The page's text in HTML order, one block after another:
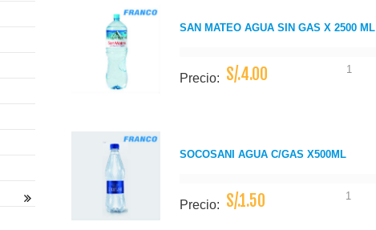
SAN MATEO AGUA SIN GAS X 2500 ML
Precio: S/.4.00 1
SOCOSANI AGUA C/GAS X500ML
Precio: S/.1.50 1